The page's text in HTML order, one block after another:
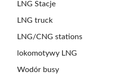
LNG Stacje
LNG truck
LNG/CNG stations
lokomotywy LNG
Wodór busy